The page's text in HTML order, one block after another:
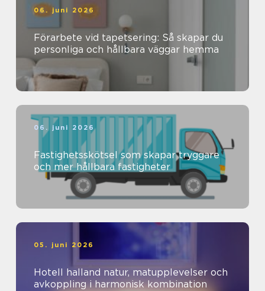
06. juni 2026
Förarbete vid tapetsering: Så skapar du
personliga och hållbara väggar hemma
06. juni 2026
Fastighetsskötsel som skapar tryggare
och mer hållbara fastigheter
05. juni 2026
Hotell halland natur, matupplevelser och
avkoppling i harmonisk kombination